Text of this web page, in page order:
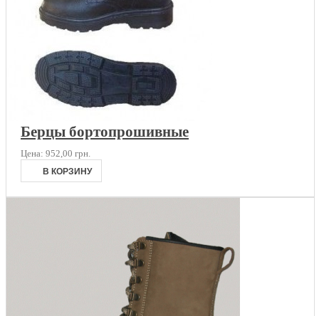
Берцы бортопрошивные
Цена: 952,00 грн.